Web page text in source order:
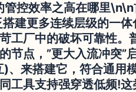
控效率之高在哪里
建更多连续层级的一
工厂中的破坏可靠性
节点，”更大入流冲突
、来搭建它，符合通用
工具支持强穿透低频!